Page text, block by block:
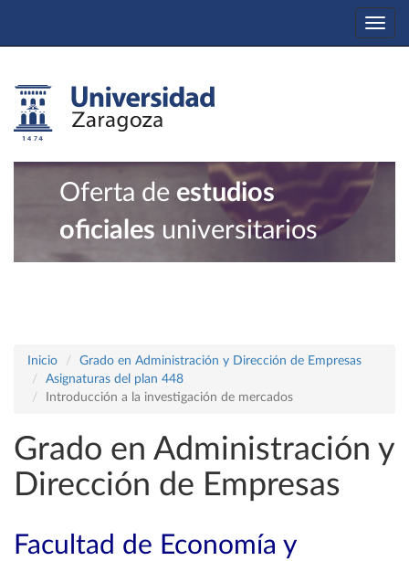
Oferta de estudios
oficiales universitarios
Inicio
Grado en Administración y Dirección de Empresas
Asignaturas del plan 448
Introducción a la investigación de mercados
Grado en Administración y
Dirección de Empresas
Facultad de Economía y